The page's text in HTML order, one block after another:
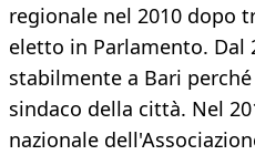
regionale nel 2010 dopo
eletto in Parlamento. Dal
stabilmente a Bari
sindaco della città. Nel
nazionale